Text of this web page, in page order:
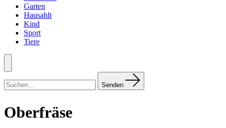
Garten
Hausahlt
Kind
Sport
Tiere
Menü
nach:
Senden
Oberfräse